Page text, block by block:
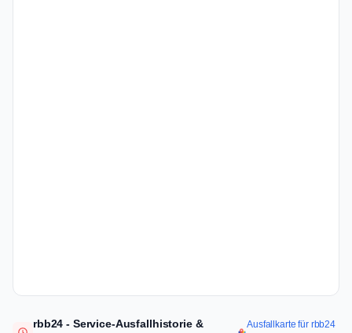
rbb24 - Service-Ausfallhistorie &
Ausfallkarte für rbb24